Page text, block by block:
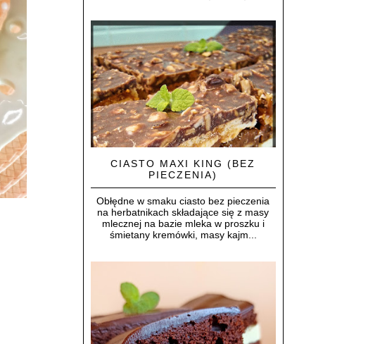
CIASTO MAXI KING (BEZ
PIECZENIA)
Obłędne w smaku ciasto bez pieczenia
na herbatnikach składające się z masy
mlecznej na bazie mleka w proszku i
śmietany kremówki, masy kajm...